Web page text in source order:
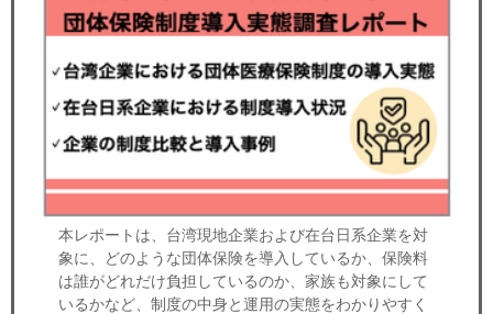
本レポートは、台湾現地企業および在台日系企業を対
象に、どのような団体保険を導入しているか、保険料
は誰がどれだけ負担しているのか、家族も対象にして
いるかなど、制度の中身と運用の実態をわかりやすく